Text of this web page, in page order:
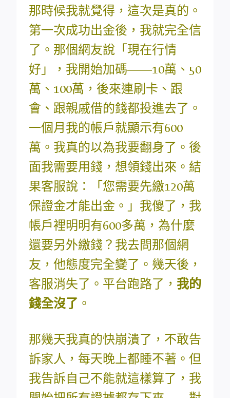
那時候我就覺得，這次是真的。
第一次成功出金後，我就完全信
了。那個網友說「現在行情
好」，我開始加碼——10萬、50
萬、100萬，後來連刷卡、跟
會、跟親戚借的錢都投進去了。
一個月我的帳戶就顯示有600
萬。我真的以為我要翻身了。後
面我需要用錢，想領錢出來。結
果客服說：「您需要先繳120萬
保證金才能出金。」我傻了，我
帳戶裡明明有600多萬，為什麼
還要另外繳錢？我去問那個網
友，他態度完全變了。幾天後，
客服消失了。平台跑路了， 我的
錢全沒了 。
那幾天我真的快崩潰了，不敢告
訴家人，每天晚上都睡不著。但
我告訴自己不能就這樣算了，我